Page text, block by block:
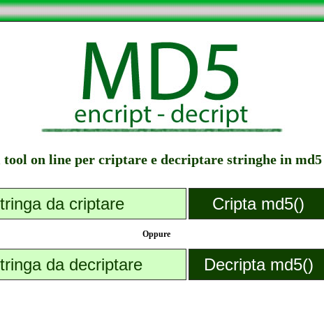
on line per criptare e decriptare stringhe in md5
Oppure